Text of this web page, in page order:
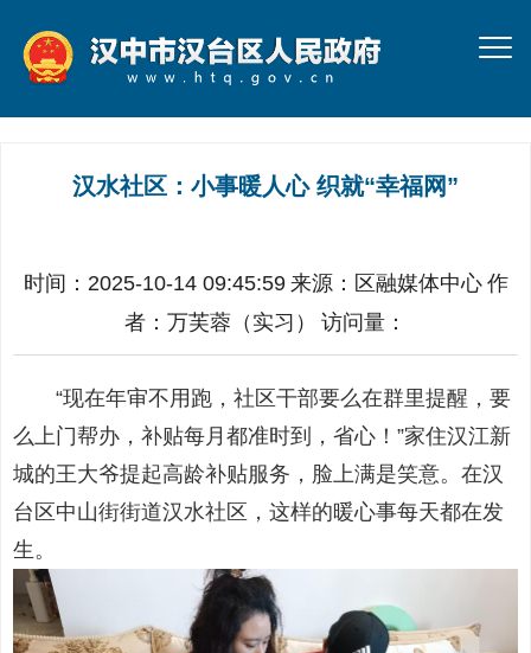
汉水社区：小事暖人心 织就“幸福网”
时间：2025-10-14 09:45:59 来源： 区融媒体中心 作
者： 万芙蓉（实习） 访问量：
“现在年审不用跑，社区干部要么在群里提醒，要
么上门帮办，补贴每月都准时到，省心！”家住汉江新
城的王大爷提起高龄补贴服务，脸上满是笑意。在汉
台区中山街街道汉水社区，这样的暖心事每天都在发
生。